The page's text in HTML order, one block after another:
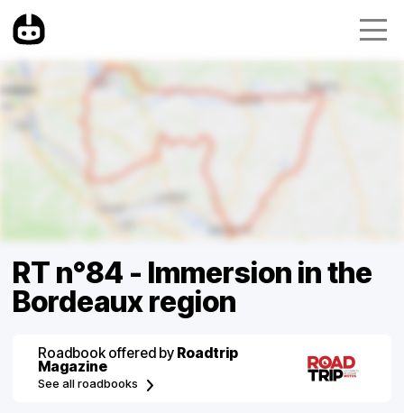
RT n°84 - Immersion in the
Bordeaux region
Roadbook offered by Roadtrip
Magazine
See all roadbooks